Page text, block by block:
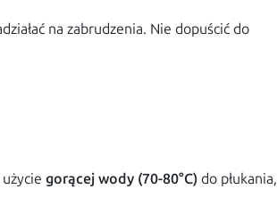
na zabrudzenia. Nie dopuścić do
użyciegorącej wody (70-80°C) do płukania,